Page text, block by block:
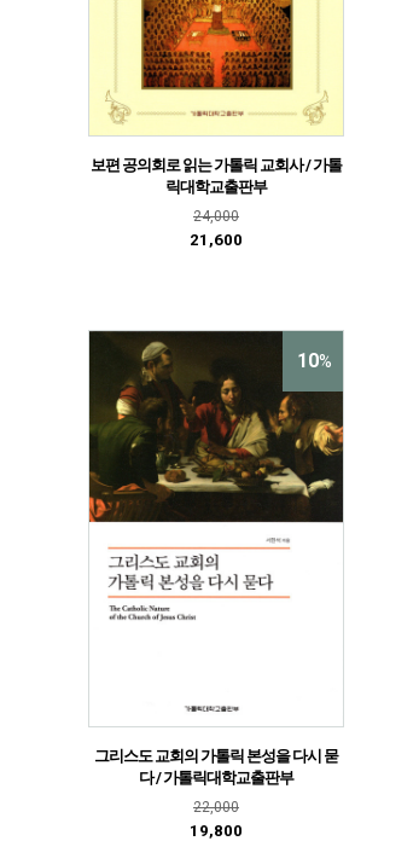
보편 공의회로 읽는 가톨릭 교회사 / 가톨
릭대학교출판부
24,000
21,600
10%
그리스도 교회의 가톨릭 본성을 다시 묻
다 / 가톨릭대학교출판부
22,000
19,800